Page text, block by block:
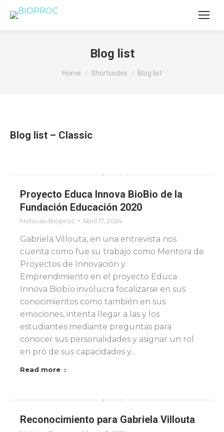
Blog list
You are here:
Home Shortcodes Blog list
Blog list – Classic
Proyecto Educa Innova BioBio de la
Fundación Educación 2020
Noticias-Bioproc Abril 17, 2024
Gabriela Villouta, en una entrevista nos
cuenta como fue su trabajo como Mentora de
Proyectos de Innovación y
Emprendimiento en el proyecto Educa
Innova Biobío involucra focalizarse en sus
conocimientos como también en sus
emociones, intenta llegar a las y los
estudiantes mediante preguntas para
conocer sus personalidades y asignar un rol
en pro de sus capacidades y…
Read more
Reconocimiento para Gabriela Villouta